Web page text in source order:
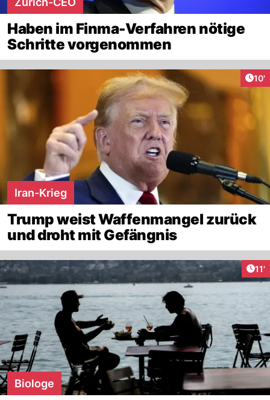
Haben im Finma-Verfahren nötige
Schritte vorgenommen
10'
Iran-Krieg
Trump weist Waffenmangel zurück
und droht mit Gefängnis
11'
Biologe